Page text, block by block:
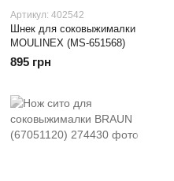
Артикул: 402542
Шнек для соковыжималки
MOULINEX (MS-651568)
895 грн